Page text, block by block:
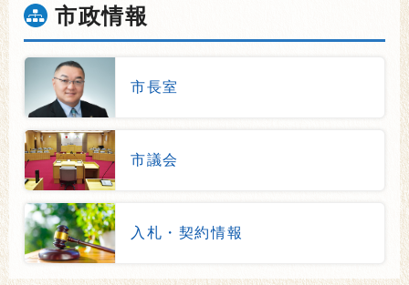
市政情報
市長室
市議会
入札・契約情報